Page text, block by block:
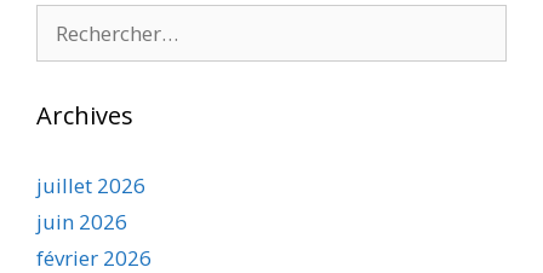
Archives
juillet 2026
juin 2026
février 2026